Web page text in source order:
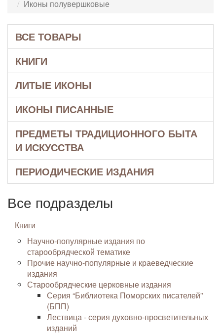
Иконы полувершковые
ВСЕ ТОВАРЫ
КНИГИ
ЛИТЫЕ ИКОНЫ
ИКОНЫ ПИСАННЫЕ
ПРЕДМЕТЫ ТРАДИЦИОННОГО БЫТА
И ИСКУССТВА
ПЕРИОДИЧЕСКИЕ ИЗДАНИЯ
Все подразделы
Книги
Научно-популярные издания по
старообрядческой тематике
Прочие научно-популярные и краеведческие
издания
Старообрядческие церковные издания
Серия “Библиотека Поморских писателей”
(БПП)
Лествица - серия духовно-просветительных
изданий